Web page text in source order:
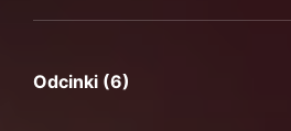
Odcinki (6)